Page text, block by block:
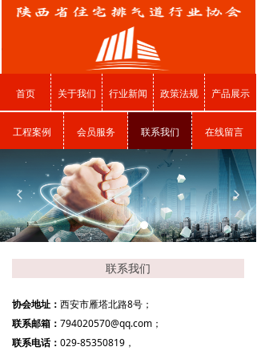
首页 关于我们 行业新闻 政策法规 产品展示
工程案例 会员服务 联系我们 在线留言
넳 넲
协会地址： 西安市雁塔北路8号；
联系邮箱： 794020570@qq.com；
联系电话： 029-85350819，
联系我们